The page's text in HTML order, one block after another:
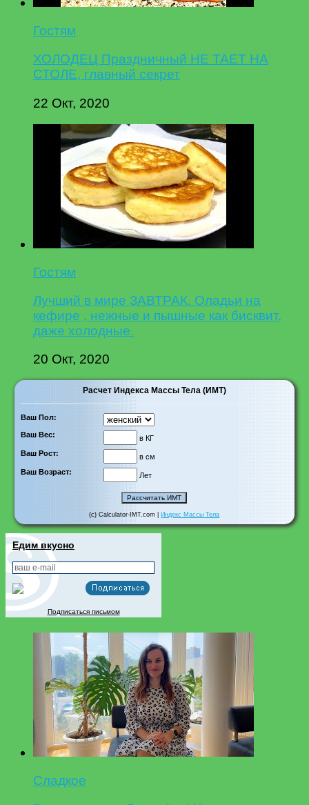
Гостям
ХОЛОДЕЦ Праздничный НЕ ТАЕТ НА
СТОЛЕ, главный секрет
22 Окт, 2020
Гостям
Лучший в мире ЗАВТРАК. Оладьи на
кефире , нежные и пышные как бисквит,
даже холодные.
20 Окт, 2020
Расчет Индекса Массы Тела (ИМТ)
Ваш Пол:
Ваш Вес:
в КГ
Ваш Рост:
в см
Ваш Возраст:
Лет
(c) Calculator-IMT.com | Индекс Массы Тела
Едим вкусно
Подписаться письмом
Сладкое